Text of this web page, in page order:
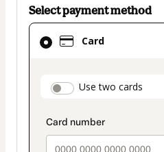
Select payment method
Card
Use two cards
Card
selected
method